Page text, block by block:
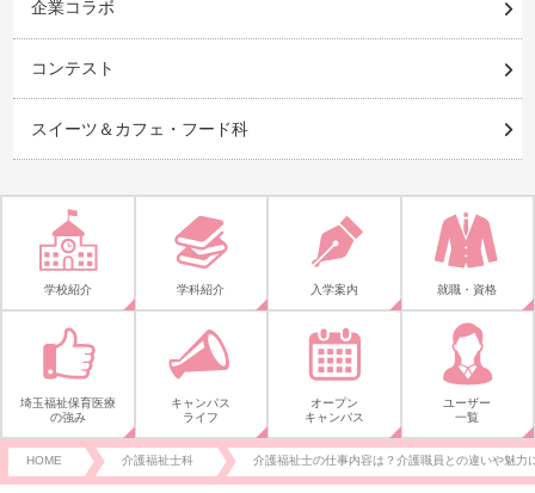
企業コラボ
コンテスト
スイーツ＆カフェ・フード科
学校紹介 学科紹介 入学案内 就職・資格
埼玉福祉保育医療
の強み
キャンパス
ライフ
オープン
キャンパス
ユーザー
一覧
HOME 介護福祉士科 介護福祉士の仕事内容は？介護職員との違いや魅力